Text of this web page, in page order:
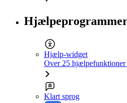
Hjælp-widget
Over 25 hjælpefunktioner
Klart sprog